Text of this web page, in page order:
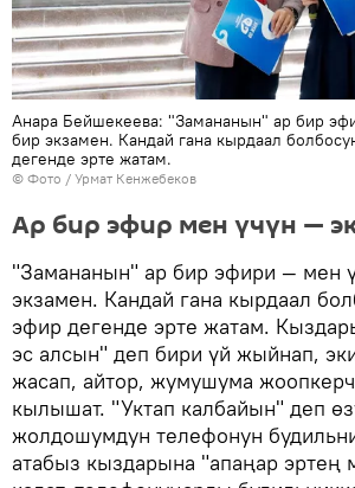
Анара Бейшекеева: "Замананын" ар бир
бир экзамен. Кандай гана кырдаал
дегенде эрте жатам.
© Фото / Урмат Кенжебеков
Ар бир эфир мен үчүн —
"Замананын" ар бир эфири — мен
экзамен. Кандай гана кырдаал
эфир дегенде эрте жатам.
эс алсын" деп бири үй жыйнап,
жасап, айтор, жумушума
кылышат. "Уктап калбайын" деп
жолдошумдун телефонун
атабыз кыздарына "апаңар эртең